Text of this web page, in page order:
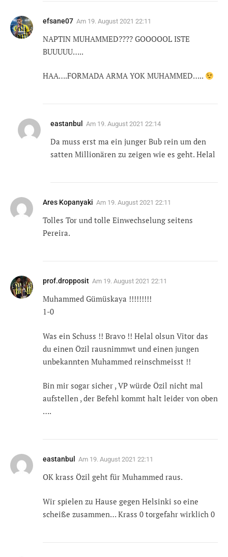
efsane07 Am 19. August 2021 22:11
NAPTIN MUHAMMED???? GOOOOOL ISTE
BUUUUU…..
HAA….FORMADA ARMA YOK MUHAMMED…..
eastanbul Am 19. August 2021 22:14
Da muss erst ma ein junger Bub rein um den
satten Millionären zu zeigen wie es geht. Helal
Ares Kopanyaki Am 19. August 2021 22:11
Tolles Tor und tolle Einwechselung seitens
Pereira.
prof.dropposit Am 19. August 2021 22:11
Muhammed Gümüskaya !!!!!!!!!
1-0
Was ein Schuss !! Bravo !! Helal olsun Vitor das
du einen Özil rausnimmwt und einen jungen
unbekannten Muhammed reinschmeisst !!
Bin mir sogar sicher , VP würde Özil nicht mal
aufstellen , der Befehl kommt halt leider von oben
….
eastanbul Am 19. August 2021 22:11
OK krass Özil geht für Muhammed raus.
Wir spielen zu Hause gegen Helsinki so eine
scheiße zusammen… Krass 0 torgefahr wirklich 0